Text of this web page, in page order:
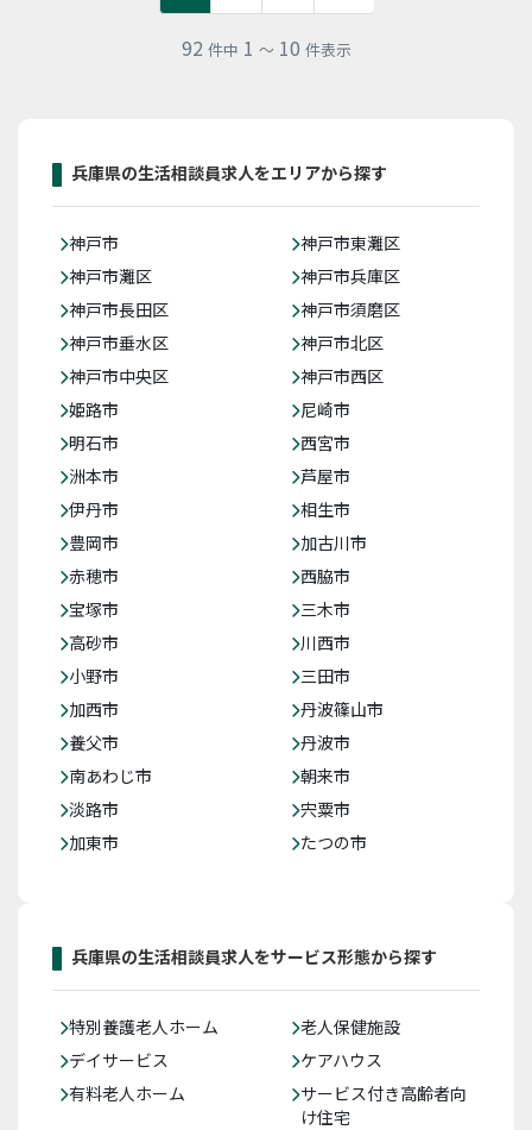
92 件中 1 ～ 10 件表示
兵庫県の生活相談員求人をエリアから探す
神戸市
神戸市東灘区
神戸市灘区
神戸市兵庫区
神戸市長田区
神戸市須磨区
神戸市垂水区
神戸市北区
神戸市中央区
神戸市西区
姫路市
尼崎市
明石市
西宮市
洲本市
芦屋市
伊丹市
相生市
豊岡市
加古川市
赤穂市
西脇市
宝塚市
三木市
高砂市
川西市
小野市
三田市
加西市
丹波篠山市
養父市
丹波市
南あわじ市
朝来市
淡路市
宍粟市
加東市
たつの市
兵庫県の生活相談員求人をサービス形態から探す
特別養護老人ホーム
老人保健施設
デイサービス
ケアハウス
有料老人ホーム
サービス付き高齢者向
け住宅